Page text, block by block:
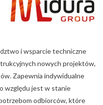
i wsparcie techniczne
nowych projektów,
Zapewnia indywidualne
względu jest w stanie
odbiorców, które